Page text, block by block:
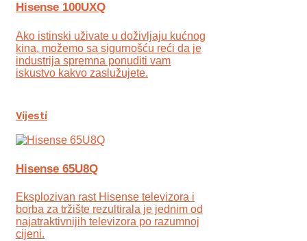
Hisense 100UXQ
Ako istinski uživate u doživljaju kućnog
kina, možemo sa sigurnošću reći da je
industrija spremna ponuditi vam
iskustvo kakvo zaslužujete.
Vijesti
Hisense 65U8Q
Eksplozivan rast Hisense televizora i
borba za tržište rezultirala je jednim od
najatraktivnijih televizora po razumnoj
cijeni.